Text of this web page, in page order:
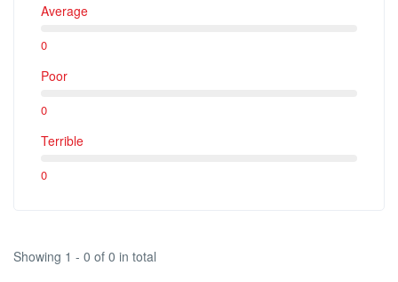
Average
0
Poor
0
Terrible
0
Showing 1 - 0 of 0 in total